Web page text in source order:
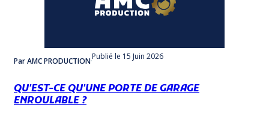
Par AMC PRODUCTIONPublié le 15 Juin 2026
QU'EST-CE QU'UNE PORTE DE GARAGE
ENROULABLE ?